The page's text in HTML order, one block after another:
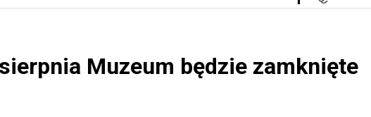
Muzeum będzie zamknięte